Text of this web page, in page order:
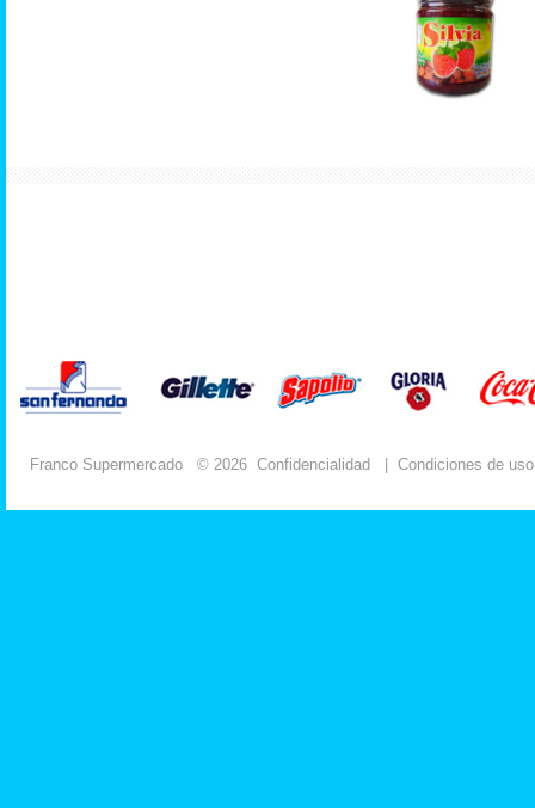
Franco Supermercado © 2026 Confidencialidad Condiciones de uso